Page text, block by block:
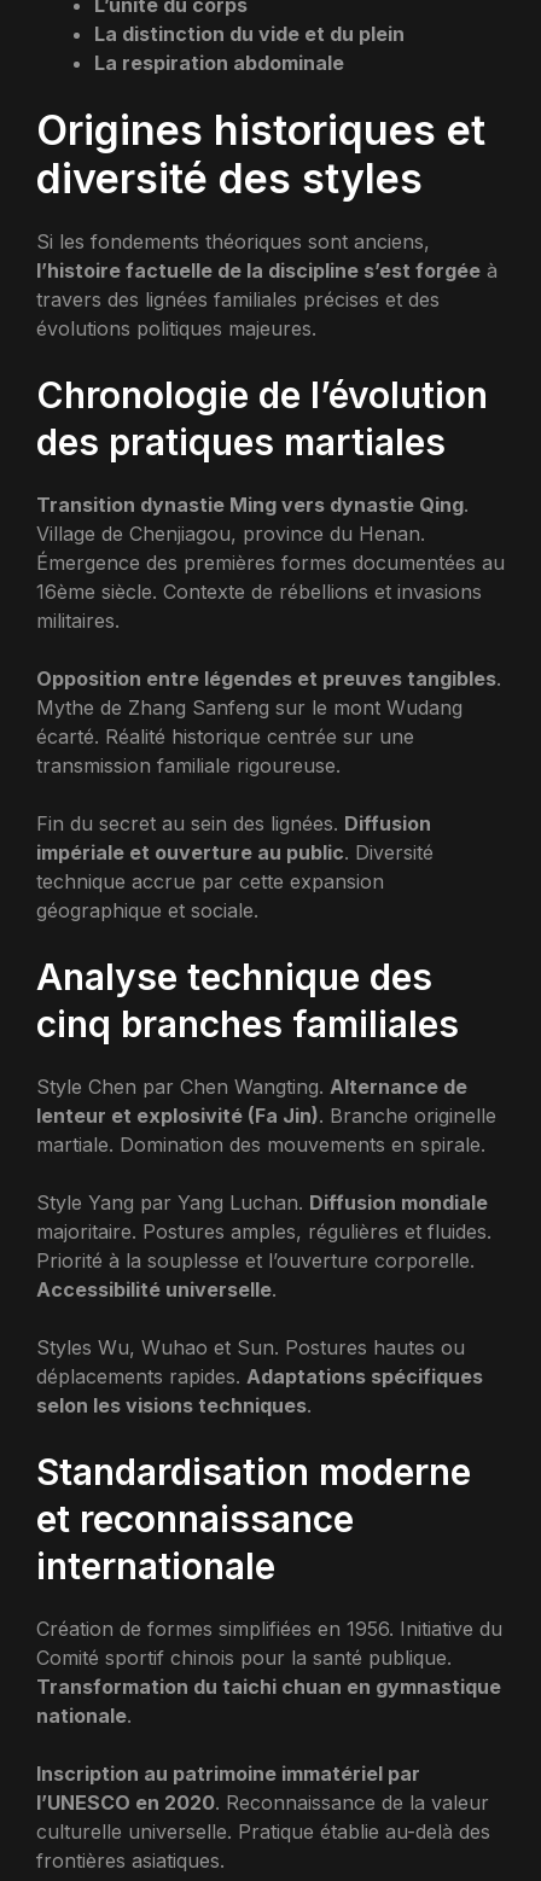
L’unité du corps
La distinction du vide et du plein
La respiration abdominale
Origines historiques et
diversité des styles
Si les fondements théoriques sont anciens,
l’histoire factuelle de la discipline s’est forgée à
travers des lignées familiales précises et des
évolutions politiques majeures.
Chronologie de l’évolution
des pratiques martiales
Transition dynastie Ming vers dynastie Qing.
Village de Chenjiagou, province du Henan.
Émergence des premières formes documentées au
16ème siècle. Contexte de rébellions et invasions
militaires.
Opposition entre légendes et preuves tangibles.
Mythe de Zhang Sanfeng sur le mont Wudang
écarté. Réalité historique centrée sur une
transmission familiale rigoureuse.
Fin du secret au sein des lignées. Diffusion
impériale et ouverture au public. Diversité
technique accrue par cette expansion
géographique et sociale.
Analyse technique des
cinq branches familiales
Style Chen par Chen Wangting. Alternance de
lenteur et explosivité (Fa Jin). Branche originelle
martiale. Domination des mouvements en spirale.
Style Yang par Yang Luchan. Diffusion mondiale
majoritaire. Postures amples, régulières et fluides.
Priorité à la souplesse et l’ouverture corporelle.
Accessibilité universelle.
Styles Wu, Wuhao et Sun. Postures hautes ou
déplacements rapides. Adaptations spécifiques
selon les visions techniques.
Standardisation moderne
et reconnaissance
internationale
Création de formes simplifiées en 1956. Initiative du
Comité sportif chinois pour la santé publique.
Transformation du taichi chuan en gymnastique
nationale.
Inscription au patrimoine immatériel par
l’UNESCO en 2020. Reconnaissance de la valeur
culturelle universelle. Pratique établie au-delà des
frontières asiatiques.